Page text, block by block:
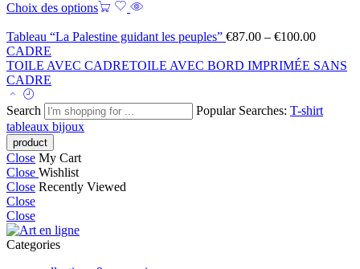
Choix des options
Tableau “La Palestine guidant les peuples” €87.00 – €100.00
CADRE
TOILE AVEC CADRETOILE AVEC BORD IMPRIMÉE SANS
CADRE
Search Popular Searches: T-shirt
tableaux bijoux
Close My Cart
Close Wishlist
Close Recently Viewed
Close
Close
Categories